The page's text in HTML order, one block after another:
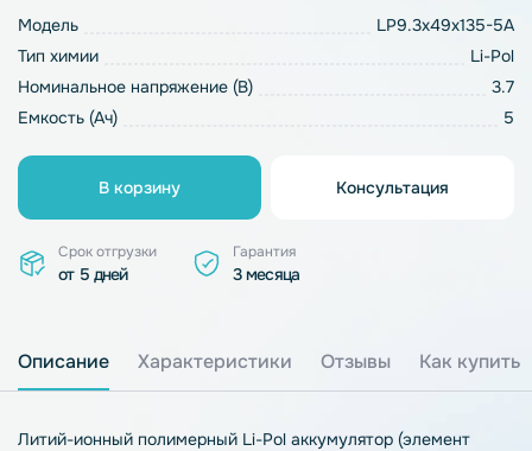
Модель
LP9.3x49x135-5A
Тип химии
Li-Pol
Номинальное напряжение (В)
3.7
Емкость (Ач)
5
В корзину Консультация
Срок отгрузки
от 5 дней
Гарантия
3 месяца
Описание Характеристики Отзывы Как купить
Литий-ионный полимерный Li-Pol аккумулятор (элемент